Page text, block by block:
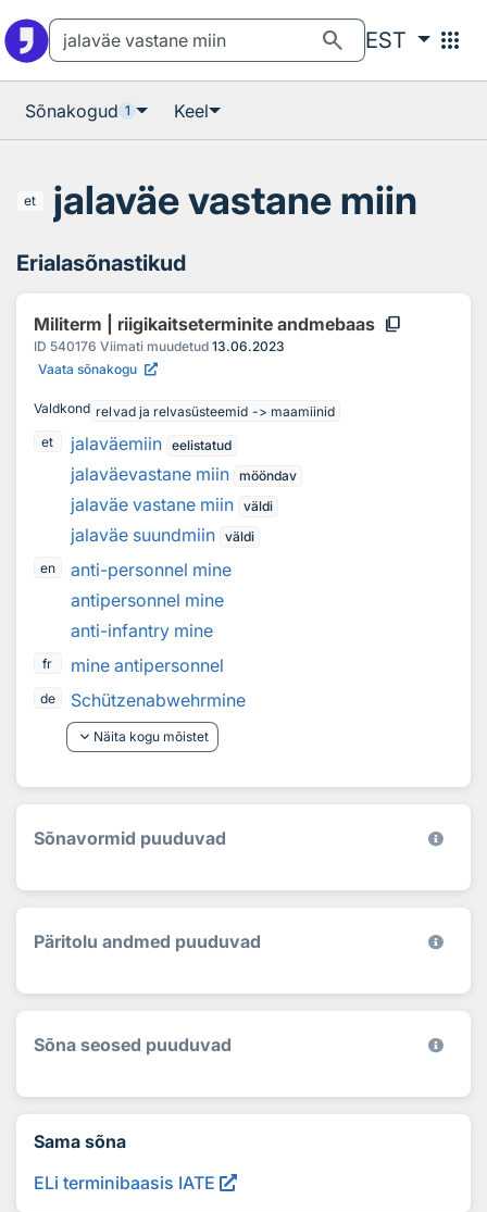
search EST apps
Sõnakogud 1 Keel
et jalaväe vastane miin
Erialasõnastikud
Militerm | riigikaitseterminite andmebaas content_copy
ID 540176 Viimati muudetud 13.06.2023
Vaata sõnakogu
Valdkond relvad ja relvasüsteemid -> maamiinid
et
jalaväemiin eelistatud
jalaväevastane miin mööndav
jalaväe vastane miin väldi
jalaväe suundmiin väldi
en
anti-personnel mine
antipersonnel mine
anti-infantry mine
fr mine antipersonnel
de
Schützenabwehrmine
keyboard_arrow_down Näita kogu mõistet
Sõnavormid puuduvad
Päritolu andmed puuduvad
Sõna seosed puuduvad
Sama sõna
ELi terminibaasis IATE